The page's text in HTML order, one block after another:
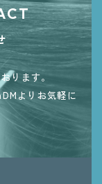
ります。
よりお気軽に